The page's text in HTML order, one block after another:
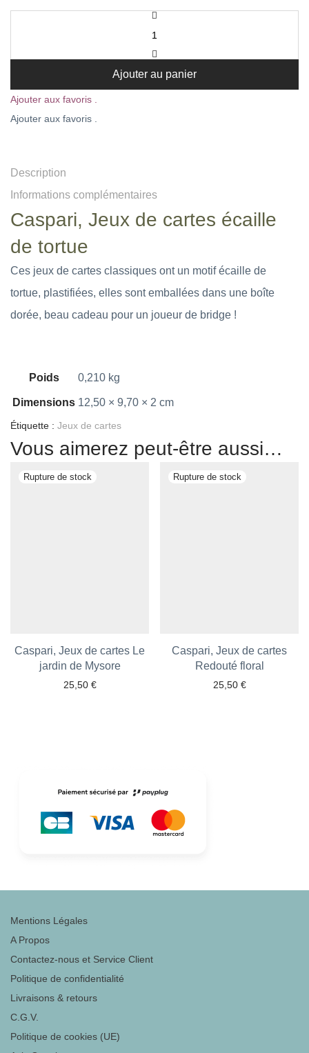
Ajouter au panier
Ajouter aux favoris .
Ajouter aux favoris .
Description
Informations complémentaires
Caspari, Jeux de cartes écaille
de tortue
Ces jeux de cartes classiques ont un motif écaille de
tortue, plastifiées, elles sont emballées dans une boîte
dorée, beau cadeau pour un joueur de bridge !
Poids 0,210 kg
Dimensions 12,50 × 9,70 × 2 cm
Étiquette : Jeux de cartes
Vous aimerez peut-être aussi…
Caspari, Jeux de cartes Le
jardin de Mysore
25,50 €
Ajouter aux favoris
Caspari, Jeux de cartes
Redouté floral
25,50 €
Ajouter aux favoris
Mentions Légales
A Propos
Contactez-nous et Service Client
Politique de confidentialité
Livraisons & retours
C.G.V.
Politique de cookies (UE)